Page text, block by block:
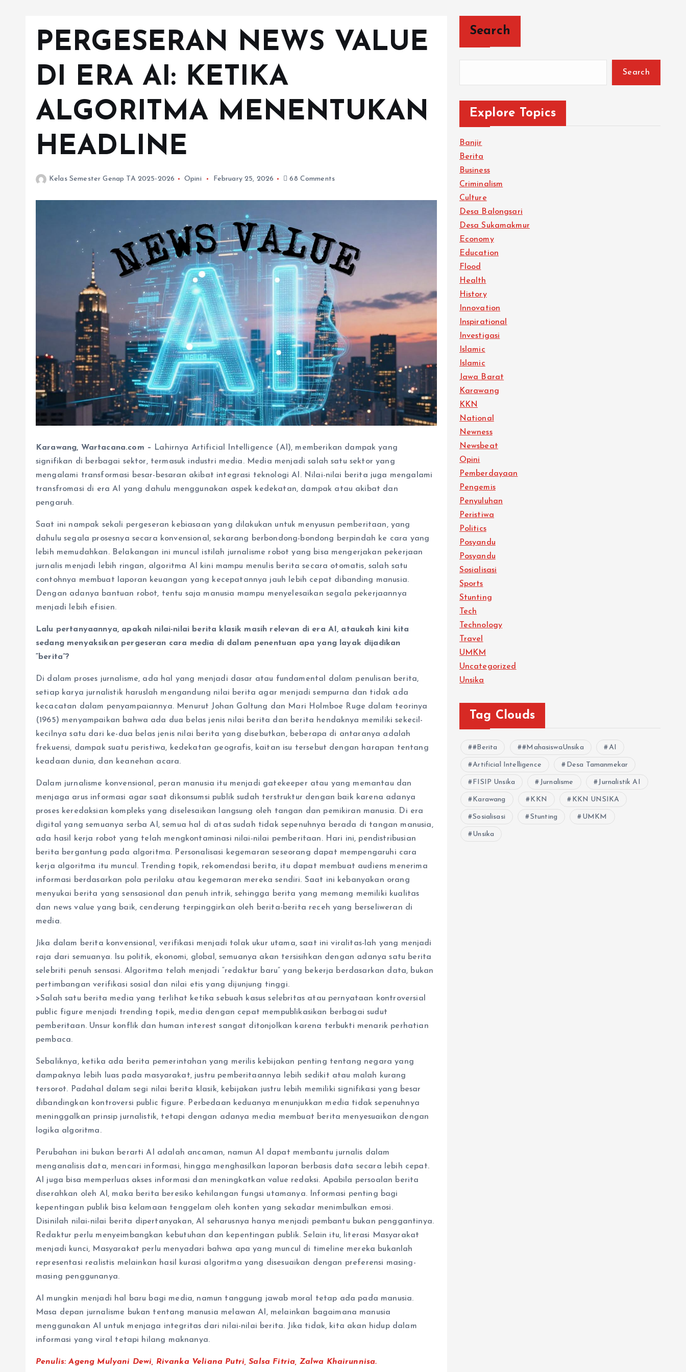
PERGESERAN NEWS VALUE
DI ERA AI: KETIKA
ALGORITMA MENENTUKAN
HEADLINE
Kelas Semester Genap TA 2025-2026 Opini February 25, 2026 68 Comments
Karawang, Wartacana.com –
Lahirnya Artificial Intelligence (AI), memberikan dampak yang
signifikan di berbagai sektor, termasuk industri media. Media menjadi salah satu sektor yang
mengalami transformasi besar-besaran akibat integrasi teknologi AI. Nilai-nilai berita juga mengalami
transfromasi di era AI yang dahulu menggunakan aspek kedekatan, dampak atau akibat dan
pengaruh.
Saat ini nampak sekali pergeseran kebiasaan yang dilakukan untuk menyusun pemberitaan, yang
dahulu segala prosesnya secara konvensional, sekarang berbondong-bondong berpindah ke cara yang
lebih memudahkan. Belakangan ini muncul istilah jurnalisme robot yang bisa mengerjakan pekerjaan
jurnalis menjadi lebih ringan, algoritma AI kini mampu menulis berita secara otomatis, salah satu
contohnya membuat laporan keuangan yang kecepatannya jauh lebih cepat dibanding manusia.
Dengan adanya bantuan robot, tentu saja manusia mampu menyelesaikan segala pekerjaannya
menjadi lebih efisien.
Lalu pertanyaannya, apakah nilai-nilai berita klasik masih relevan di era AI, ataukah kini kita
sedang menyaksikan pergeseran cara media di dalam penentuan apa yang layak dijadikan
“berita”?
Di dalam proses jurnalisme, ada hal yang menjadi dasar atau fundamental dalam penulisan berita,
setiap karya jurnalistik haruslah mengandung nilai berita agar menjadi sempurna dan tidak ada
kecacatan dalam penyampaiannya. Menurut Johan Galtung dan Mari Holmboe Ruge dalam teorinya
(1965) menyampaikan bahwa ada dua belas jenis nilai berita dan berita hendaknya memiliki sekecil-
kecilnya satu dari ke-dua belas jenis nilai berita yang disebutkan, beberapa di antaranya adalah
frekuensi, dampak suatu peristiwa, kedekatan geografis, kaitan isu tersebut dengan harapan tentang
keadaan dunia, dan keanehan acara.
Dalam jurnalisme konvensional, peran manusia itu menjadi gatekeeper atau yang memantau dan
menjaga arus informasi agar saat dikonsumsi publik sudah terstruktur dengan baik karena adanya
proses keredaksian kompleks yang diselesaikan langsung oleh tangan dan pemikiran manusia. Di era
digital yang semuanya serba AI, semua hal di atas sudah tidak sepenuhnya berada di tangan manusia,
ada hasil kerja robot yang telah mengkontaminasi nilai-nilai pemberitaan. Hari ini, pendistribusian
berita bergantung pada algoritma. Personalisasi kegemaran seseorang dapat mempengaruhi cara
kerja algoritma itu muncul. Trending topik, rekomendasi berita, itu dapat membuat audiens menerima
informasi berdasarkan pola perilaku atau kegemaran mereka sendiri. Saat ini kebanyakan orang
menyukai berita yang sensasional dan penuh intrik, sehingga berita yang memang memiliki kualitas
dan news value yang baik, cenderung terpinggirkan oleh berita-berita receh yang berseliweran di
media.
Jika dalam berita konvensional, verifikasi menjadi tolak ukur utama, saat ini viralitas-lah yang menjadi
raja dari semuanya. Isu politik, ekonomi, global, semuanya akan tersisihkan dengan adanya satu berita
selebriti penuh sensasi. Algoritma telah menjadi “redaktur baru” yang bekerja berdasarkan data, bukan
pertimbangan verifikasi sosial dan nilai etis yang dijunjung tinggi.
>Salah satu berita media yang terlihat ketika sebuah kasus selebritas atau pernyataan kontroversial
public figure menjadi trending topik, media dengan cepat mempublikasikan berbagai sudut
pemberitaan. Unsur konflik dan human interest sangat ditonjolkan karena terbukti menarik perhatian
pembaca.
Sebaliknya, ketika ada berita pemerintahan yang merilis kebijakan penting tentang negara yang
dampaknya lebih luas pada masyarakat, justru pemberitaannya lebih sedikit atau malah kurang
tersorot. Padahal dalam segi nilai berita klasik, kebijakan justru lebih memiliki signifikasi yang besar
dibandingkan kontroversi public figure. Perbedaan keduanya menunjukkan media tidak sepenuhnya
meninggalkan prinsip jurnalistik, tetapi dengan adanya media membuat berita menyesuaikan dengan
logika algoritma.
Perubahan ini bukan berarti AI adalah ancaman, namun AI dapat membantu jurnalis dalam
menganalisis data, mencari informasi, hingga menghasilkan laporan berbasis data secara lebih cepat.
AI juga bisa memperluas akses informasi dan meningkatkan value redaksi. Apabila persoalan berita
diserahkan oleh AI, maka berita beresiko kehilangan fungsi utamanya. Informasi penting bagi
kepentingan publik bisa kelamaan tenggelam oleh konten yang sekadar menimbulkan emosi.
Disinilah nilai-nilai berita dipertanyakan, AI seharusnya hanya menjadi pembantu bukan penggantinya.
Redaktur perlu menyeimbangkan kebutuhan dan kepentingan publik. Selain itu, literasi Masyarakat
menjadi kunci, Masyarakat perlu menyadari bahwa apa yang muncul di timeline mereka bukanlah
representasi realistis melainkan hasil kurasi algoritma yang disesuaikan dengan preferensi masing-
masing penggunanya.
AI mungkin menjadi hal baru bagi media, namun tanggung jawab moral tetap ada pada manusia.
Masa depan jurnalisme bukan tentang manusia melawan AI, melainkan bagaimana manusia
menggunakan AI untuk menjaga integritas dari nilai-nilai berita. Jika tidak, kita akan hidup dalam
informasi yang viral tetapi hilang maknanya.
Penulis: Ageng Mulyani Dewi, Rivanka Veliana Putri, Salsa Fitria, Zalwa Khairunnisa.
Search
Search
Explore Topics
Banjir
Berita
Business
Criminalism
Culture
Desa Balongsari
Desa Sukamakmur
Economy
Education
Flood
Health
History
Innovation
Inspirational
Investigasi
Islamic
Islamic
Jawa Barat
Karawang
KKN
National
Newness
Newsbeat
Opini
Pemberdayaan
Pengemis
Penyuluhan
Peristiwa
Politics
Posyandu
Posyandu
Sosialisasi
Sports
Stunting
Tech
Technology
Travel
UMKM
Uncategorized
Unsika
Tag Clouds
#Berita #MahasiswaUnsika AI
Artificial Intelligence Desa Tamanmekar
FISIP Unsika Jurnalisme Jurnalistik AI
Karawang KKN KKN UNSIKA
Sosialisasi Stunting UMKM
Unsika